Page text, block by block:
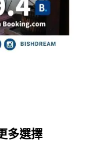
評分：4 分，滿分為 5。
多選擇